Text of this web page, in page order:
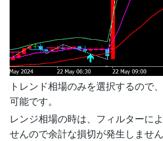
トレンド相場のみを選択するので
可能です。
レンジ相場の時は、フィルターに
せんので余計な損切が発生しません